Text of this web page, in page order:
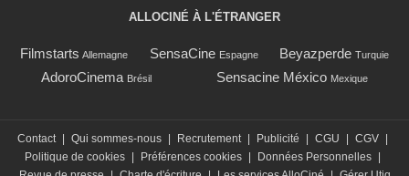
ALLOCINÉ À L'ÉTRANGER
Filmstarts Allemagne SensaCine Espagne Beyazperde Turquie
AdoroCinema Brésil Sensacine México Mexique
Contact Qui sommes-nous Recrutement Publicité CGU CGV
Politique de cookies
Préférences cookies Données Personnelles